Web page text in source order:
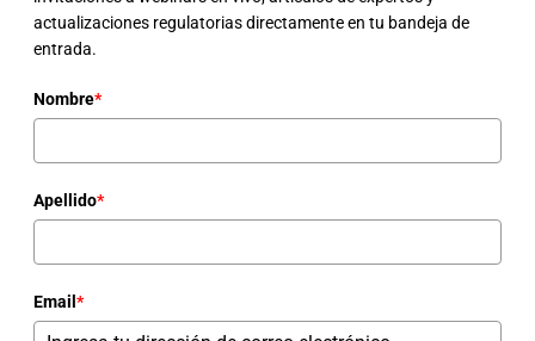
actualizaciones regulatorias directamente en tu bandeja de
entrada.
Nombre*
Apellido*
Email *